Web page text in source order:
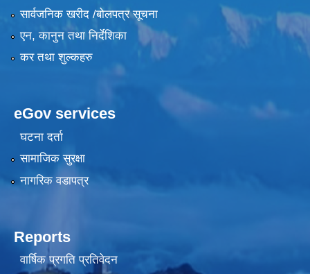
सार्वजनिक खरीद /बोलपत्र सूचना
एन, कानुन तथा निर्देशिका
कर तथा शुल्कहरु
eGov services
घटना दर्ता
सामाजिक सुरक्षा
नागरिक वडापत्र
Reports
वार्षिक प्रगति प्रतिवेदन